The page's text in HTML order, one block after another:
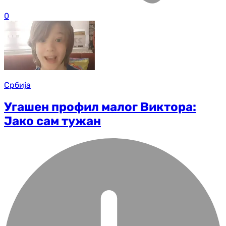
0
Србија
Угашен профил малог Виктора:
Јако сам тужан